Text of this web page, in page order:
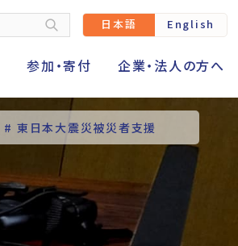
日本語 English
参加・寄付 企業・法人の方へ
# 東日本大震災被災者支援